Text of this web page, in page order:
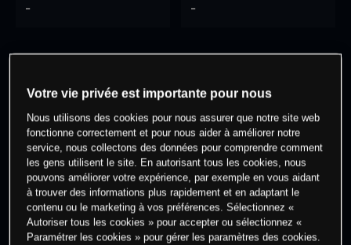
- -
cet actif
Commencez à trader
Votre vie privée est importante pour nous
Nous utilisons des cookies pour nous assurer que notre site web
fonctionne correctement et pour nous aider à améliorer notre
service, nous collectons des données pour comprendre comment
les gens utilisent le site. En autorisant tous les cookies, nous
pouvons améliorer votre expérience, par exemple en vous aidant
à trouver des informations plus rapidement et en adaptant le
contenu ou le marketing à vos préférences. Sélectionnez «
Autoriser tous les cookies » pour accepter ou sélectionnez «
Paramétrer les cookies » pour gérer les paramètres des cookies.